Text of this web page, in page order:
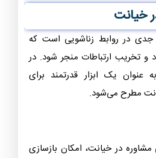
خیانت
در روابط زناشویی است که
و تخریب ارتباطات منجر شود. در
عنوان یک ابزار قدرتمند برای
مطرح می‌شود.
در خیانت، امکان بازسازی